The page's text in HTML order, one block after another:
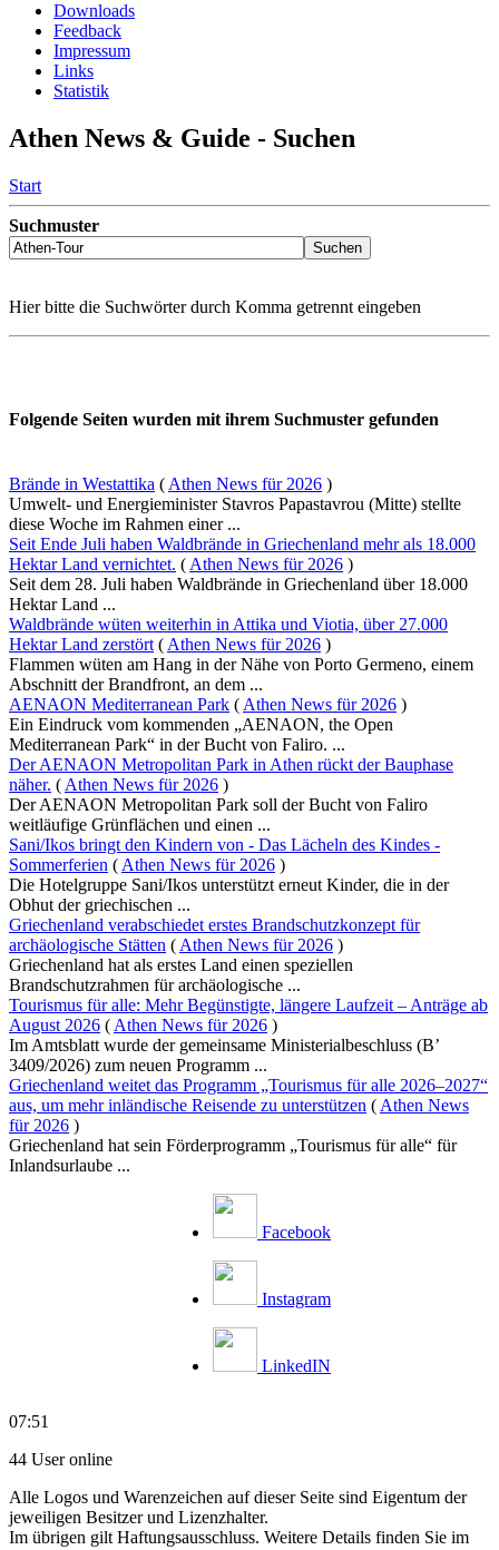
Downloads
Feedback
Impressum
Links
Statistik
Athen News & Guide - Suchen
Start
Suchmuster
Hier bitte die Suchwörter durch Komma getrennt eingeben
Folgende Seiten wurden mit ihrem Suchmuster gefunden
Brände in Westattika ( Athen News für 2026 )
Umwelt- und Energieminister Stavros Papastavrou (Mitte) stellte
diese Woche im Rahmen einer ...
Seit Ende Juli haben Waldbrände in Griechenland mehr als 18.000
Hektar Land vernichtet. ( Athen News für 2026 )
Seit dem 28. Juli haben Waldbrände in Griechenland über 18.000
Hektar Land ...
Waldbrände wüten weiterhin in Attika und Viotia, über 27.000
Hektar Land zerstört ( Athen News für 2026 )
Flammen wüten am Hang in der Nähe von Porto Germeno, einem
Abschnitt der Brandfront, an dem ...
AENAON Mediterranean Park ( Athen News für 2026 )
Ein Eindruck vom kommenden „AENAON, the Open
Mediterranean Park“ in der Bucht von Faliro. ...
Der AENAON Metropolitan Park in Athen rückt der Bauphase
näher. ( Athen News für 2026 )
Der AENAON Metropolitan Park soll der Bucht von Faliro
weitläufige Grünflächen und einen ...
Sani/Ikos bringt den Kindern von - Das Lächeln des Kindes -
Sommerferien ( Athen News für 2026 )
Die Hotelgruppe Sani/Ikos unterstützt erneut Kinder, die in der
Obhut der griechischen ...
Griechenland verabschiedet erstes Brandschutzkonzept für
archäologische Stätten ( Athen News für 2026 )
Griechenland hat als erstes Land einen speziellen
Brandschutzrahmen für archäologische ...
Tourismus für alle: Mehr Begünstigte, längere Laufzeit – Anträge ab
August 2026 ( Athen News für 2026 )
Im Amtsblatt wurde der gemeinsame Ministerialbeschluss (B’
3409/2026) zum neuen Programm ...
Griechenland weitet das Programm „Tourismus für alle 2026–2027“
aus, um mehr inländische Reisende zu unterstützen ( Athen News
für 2026 )
Griechenland hat sein Förderprogramm „Tourismus für alle“ für
Inlandsurlaube ...
Facebook
Instagram
LinkedIN
07:51
44 User online
Alle Logos und Warenzeichen auf dieser Seite sind Eigentum der
jeweiligen Besitzer und Lizenzhalter.
Im übrigen gilt Haftungsausschluss. Weitere Details finden Sie im